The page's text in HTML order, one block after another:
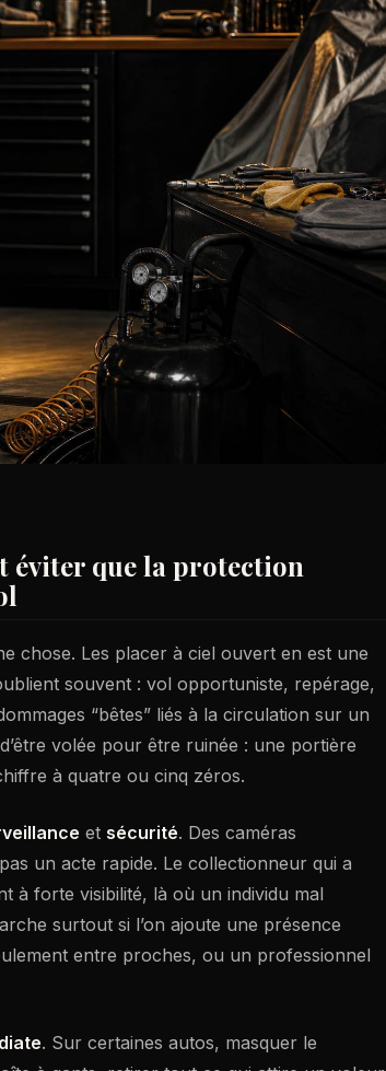
éviter que la protection
chose. Les placer à ciel ouvert en est une
souvent : vol opportuniste, repérage,
“bêtes” liés à la circulation sur un
volée pour être ruinée : une portière
à quatre ou cinq zéros.
et sécurité. Des caméras
un acte rapide. Le collectionneur qui a
à forte visibilité, là où un individu mal
surtout si l’on ajoute une présence
entre proches, ou un professionnel
. Sur certaines autos, masquer le